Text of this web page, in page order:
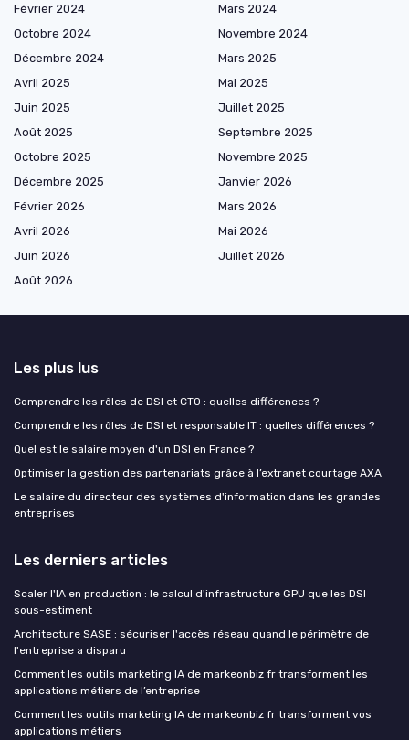
Février 2024
Mars 2024
Octobre 2024
Novembre 2024
Décembre 2024
Mars 2025
Avril 2025
Mai 2025
Juin 2025
Juillet 2025
Août 2025
Septembre 2025
Octobre 2025
Novembre 2025
Décembre 2025
Janvier 2026
Février 2026
Mars 2026
Avril 2026
Mai 2026
Juin 2026
Juillet 2026
Août 2026
Les plus lus
Comprendre les rôles de DSI et CTO : quelles différences ?
Comprendre les rôles de DSI et responsable IT : quelles différences ?
Quel est le salaire moyen d'un DSI en France ?
Optimiser la gestion des partenariats grâce à l’extranet courtage AXA
Le salaire du directeur des systèmes d'information dans les grandes
entreprises
Les derniers articles
Scaler l'IA en production : le calcul d'infrastructure GPU que les DSI
sous-estiment
Architecture SASE : sécuriser l'accès réseau quand le périmètre de
l'entreprise a disparu
Comment les outils marketing IA de markeonbiz fr transforment les
applications métiers de l’entreprise
Comment les outils marketing IA de markeonbiz fr transforment vos
applications métiers